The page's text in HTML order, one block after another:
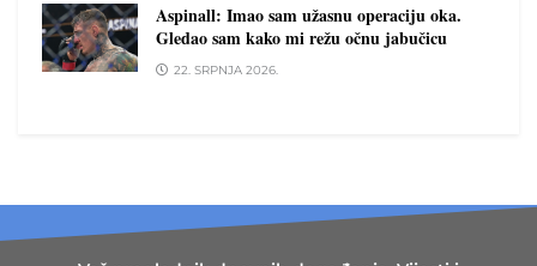
Aspinall: Imao sam užasnu operaciju oka.
Gledao sam kako mi režu očnu jabučicu
22. SRPNJA 2026.